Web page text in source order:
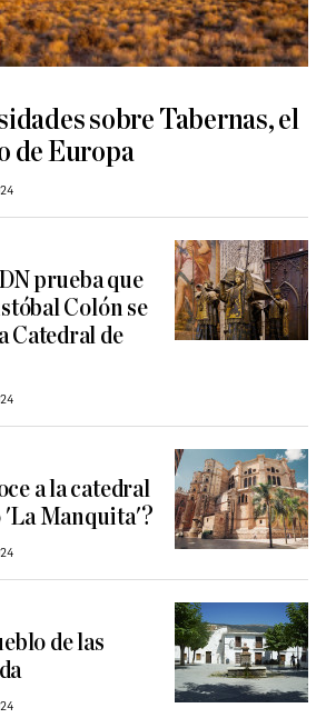
sobre Tabernas, el
de Europa
prueba que
Colón se
Catedral de
a la catedral
'La Manquita'?
de las